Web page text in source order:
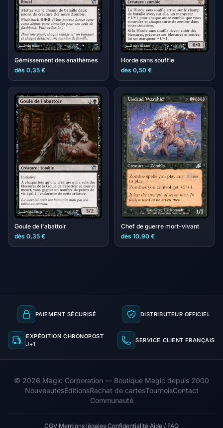
Gémissement des anathèmes
dès 0,35 €
Horde sans souffle
dès 0,50 €
Goule de l'abattoir
dès 0,35 €
Chef de guerre mort-vivant
dès 10,90 €
PAIEMENT SÉCURISÉ DISTRIBUTEUR OFFICIEL
EXPÉDITION CHRONOPOST
J+1
SERVICE CLIENT FRANÇAIS
© 2026 Magic Corporation — Boutique Magic depuis 2000
NouveautésÉditionsRachat de cartesTournoisContact
Communauté
CGV·Mentions légales·Confidentialité·Aide / FAQ